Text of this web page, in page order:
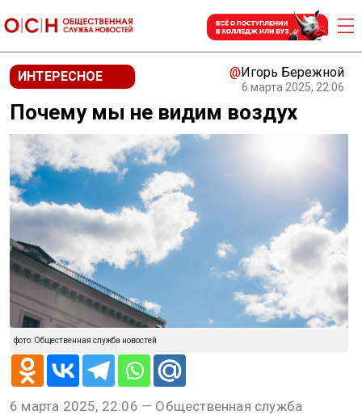
ИНТЕРЕСНОЕ @Игорь Бережной
6 марта 2025, 22:06
Почему мы не видим воздух
фото: Общественная служба новостей
6 марта 2025, 22:06 — Общественная служба